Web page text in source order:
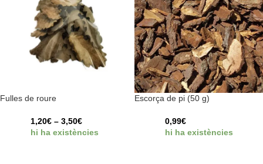
Fulles de roure
1,20€ – 3,50€
hi ha existències
Escorça de pi (50 g)
0,99€
hi ha existències